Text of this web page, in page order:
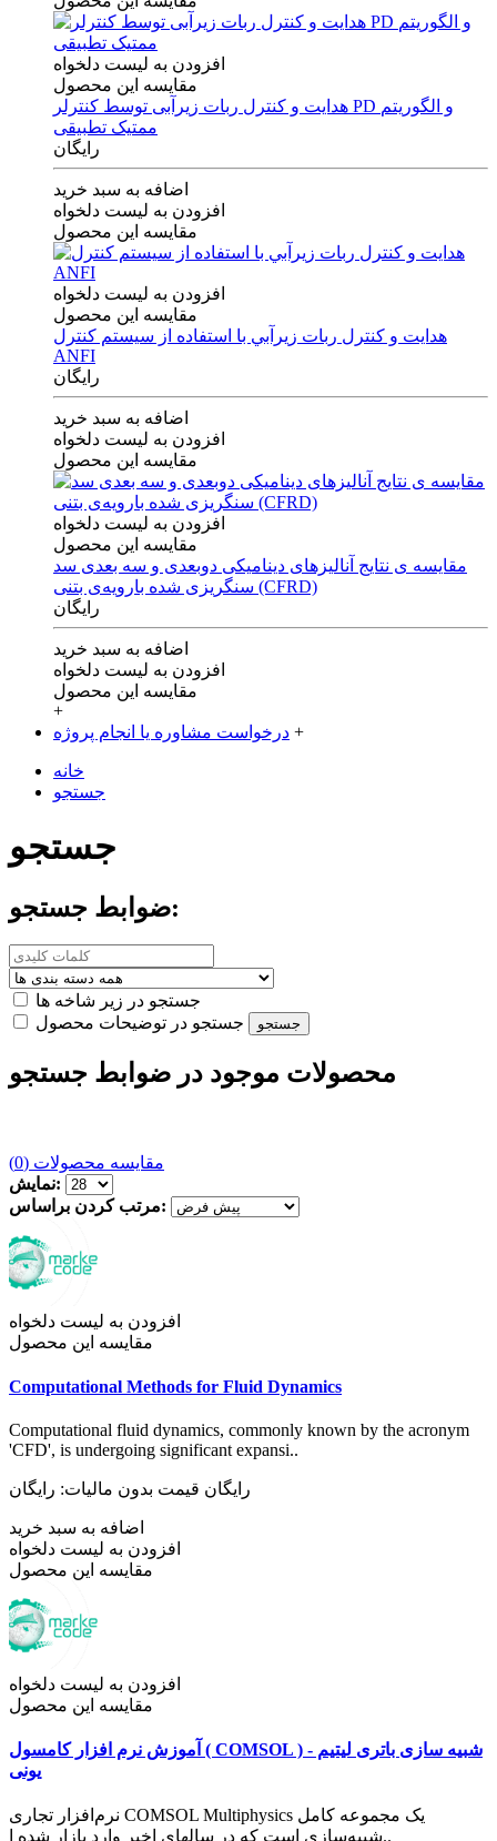
افزودن به لیست دلخواه
مقایسه این محصول
هدایت و کنترل ربات زیرآبی توسط کنترلر PD و الگوریتم
ممتیک تطبیقی
رایگان
اضافه به سبد خرید
افزودن به لیست دلخواه
مقایسه این محصول
افزودن به لیست دلخواه
مقایسه این محصول
هدايت و كنترل ربات زيرآبي با استفاده از سيستم كنترل
ANFI
رایگان
اضافه به سبد خرید
افزودن به لیست دلخواه
مقایسه این محصول
افزودن به لیست دلخواه
مقایسه این محصول
مقایسه ی‌ نتایج آنالیزهای‌ دینامیکی‌ دوبعدی‌ و‌ سه بعدی‌ سد
سنگریزی‌ شده با‌رویه‌ی‌ بتنی‌ (CFRD)
رایگان
اضافه به سبد خرید
افزودن به لیست دلخواه
مقایسه این محصول
+
درخواست مشاوره یا انجام پروژه +
خانه
جستجو
جستجو
ضوابط جستجو:
جستجو در زیر شاخه ها
جستجو در توضیحات محصول
محصولات موجود در ضوابط جستجو
مقایسه محصولات (0)
نمایش:
مرتب کردن براساس:
افزودن به لیست دلخواه
مقایسه این محصول
Computational Methods for Fluid Dynamics
Computational fluid dynamics, commonly known by the acronym
'CFD', is undergoing significant expansi..
رایگان قیمت بدون مالیات: رایگان
اضافه به سبد خرید
افزودن به لیست دلخواه
مقایسه این محصول
افزودن به لیست دلخواه
مقایسه این محصول
آموزش نرم افزار کامسول ( COMSOL ) شبیه سازی باتری لیتیم -
یونی
نرم‌افزار تجاری COMSOL Multiphysics یک مجموعه کامل
شبیه‌سازی است که در سال­های اخیر وارد بازار شده ا..